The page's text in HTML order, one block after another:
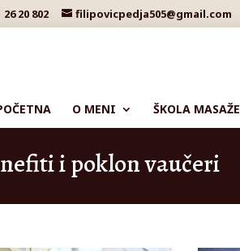
26 20 802 filipovicpedja505@gmail.com
O MENI ŠKOLA MASAŽE
i poklon vaučeri